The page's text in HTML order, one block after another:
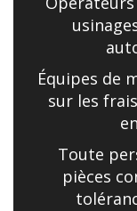
Équipes de
sur les
Toute
pièces